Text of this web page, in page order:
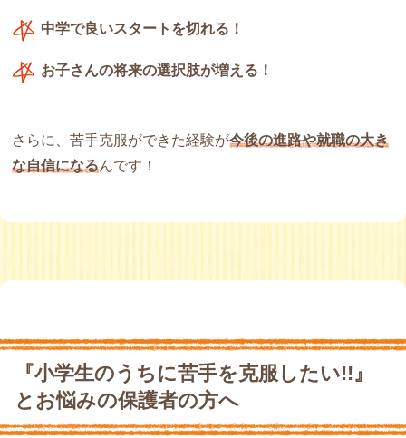
中学で良いスタートを切れる！
お子さんの将来の選択肢が増える！
さらに、苦手克服ができた経験が今後の進路や就職の大き
な自信になるんです！
『小学生のうちに苦手を克服したい!!』
とお悩みの保護者の方へ